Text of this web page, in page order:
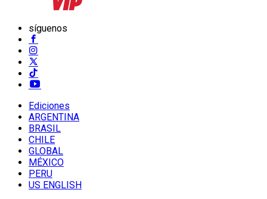
síguenos
Ediciones
ARGENTINA
BRASIL
CHILE
GLOBAL
MÉXICO
PERU
US ENGLISH